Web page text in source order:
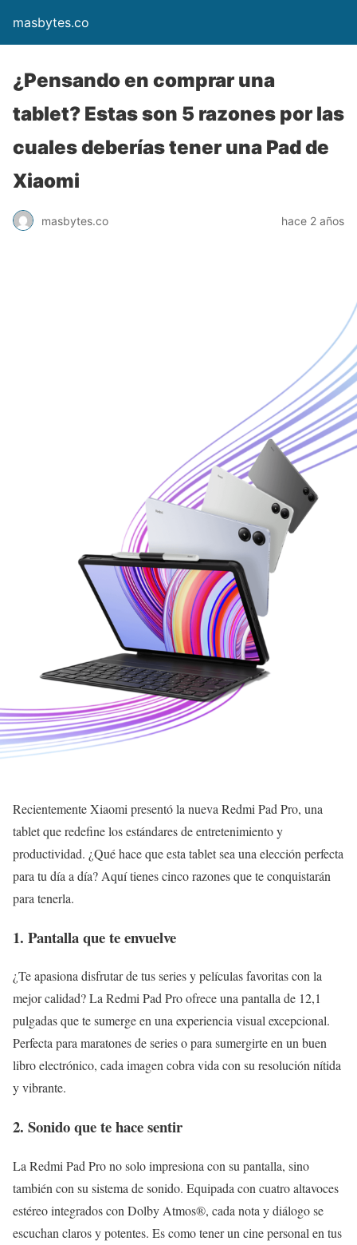
masbytes.co
¿Pensando en comprar una
tablet? Estas son 5 razones por las
cuales deberías tener una Pad de
Xiaomi
masbytes.co hace 2 años
Recientemente Xiaomi presentó la nueva Redmi Pad Pro, una
tablet que redefine los estándares de entretenimiento y
productividad. ¿Qué hace que esta tablet sea una elección perfecta
para tu día a día? Aquí tienes cinco razones que te conquistarán
para tenerla.
1. Pantalla que te envuelve
¿Te apasiona disfrutar de tus series y películas favoritas con la
mejor calidad? La Redmi Pad Pro ofrece una pantalla de 12,1
pulgadas que te sumerge en una experiencia visual excepcional.
Perfecta para maratones de series o para sumergirte en un buen
libro electrónico, cada imagen cobra vida con su resolución nítida
y vibrante.
2. Sonido que te hace sentir
La Redmi Pad Pro no solo impresiona con su pantalla, sino
también con su sistema de sonido. Equipada con cuatro altavoces
estéreo integrados con Dolby Atmos®, cada nota y diálogo se
escuchan claros y potentes. Es como tener un cine personal en tus